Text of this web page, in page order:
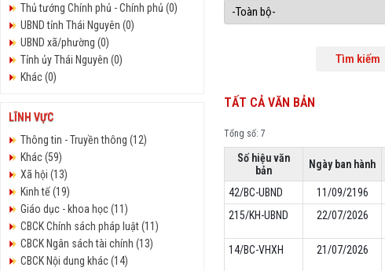
Thủ tướng Chính phủ - Chính phủ (0)
UBND tỉnh Thái Nguyên (0)
UBND xã/phường (0)
Tỉnh ủy Thái Nguyên (0)
Khác (0)
LĨNH VỰC
Thông tin - Truyền thông (12)
Khác (59)
Xã hội (13)
Kinh tế (19)
Giáo dục - khoa học (11)
CBCK Chính sách pháp luật (11)
CBCK Ngân sách tài chính (13)
CBCK Nội dung khác (14)
TẤT CẢ VĂN BẢN
Tổng số: 7
Số hiệu văn
bản
Ngày ban hành
42/BC-UBND 11/09/2196
215/KH-UBND 22/07/2026
14/BC-VHXH 21/07/2026